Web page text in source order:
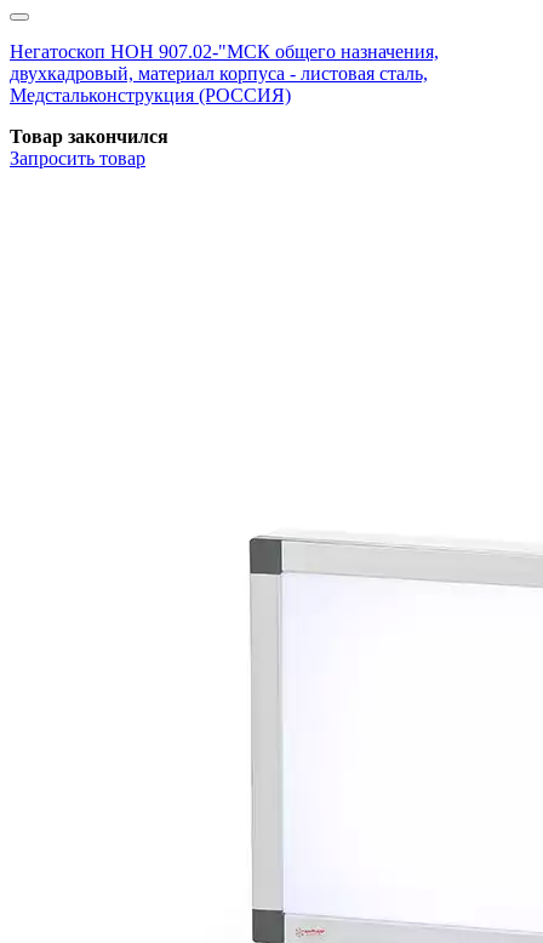
Негатоскоп НОН 907.02-"МСК общего назначения,
двухкадровый, материал корпуса - листовая сталь,
Медстальконструкция (РОССИЯ)
Товар закончился
Запросить товар